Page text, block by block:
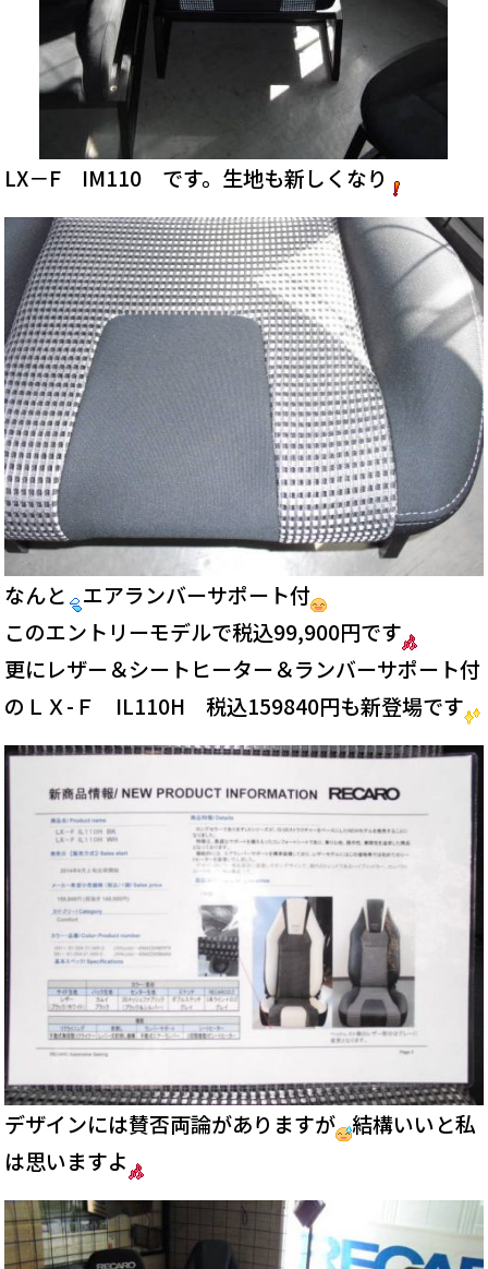
LX－F IM110 です。生地も新しくなり
なんと
エアランバーサポート付
このエントリーモデルで税込99,900円です
更にレザー＆シートヒーター＆ランバーサポート付
のＬＸ-Ｆ IL110H 税込159840円も新登場です
デザインには賛否両論がありますが 結構いいと私
は思いますよ